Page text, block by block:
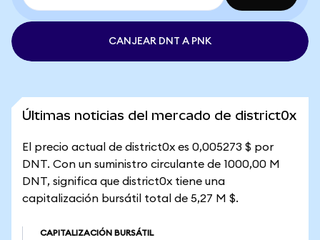
CANJEAR DNT A PNK
Últimas noticias del mercado de district0x
El precio actual de district0x es 0,005273 $ por
DNT. Con un suministro circulante de 1000,00 M
DNT, significa que district0x tiene una
capitalización bursátil total de 5,27 M $.
CAPITALIZACIÓN BURSÁTIL